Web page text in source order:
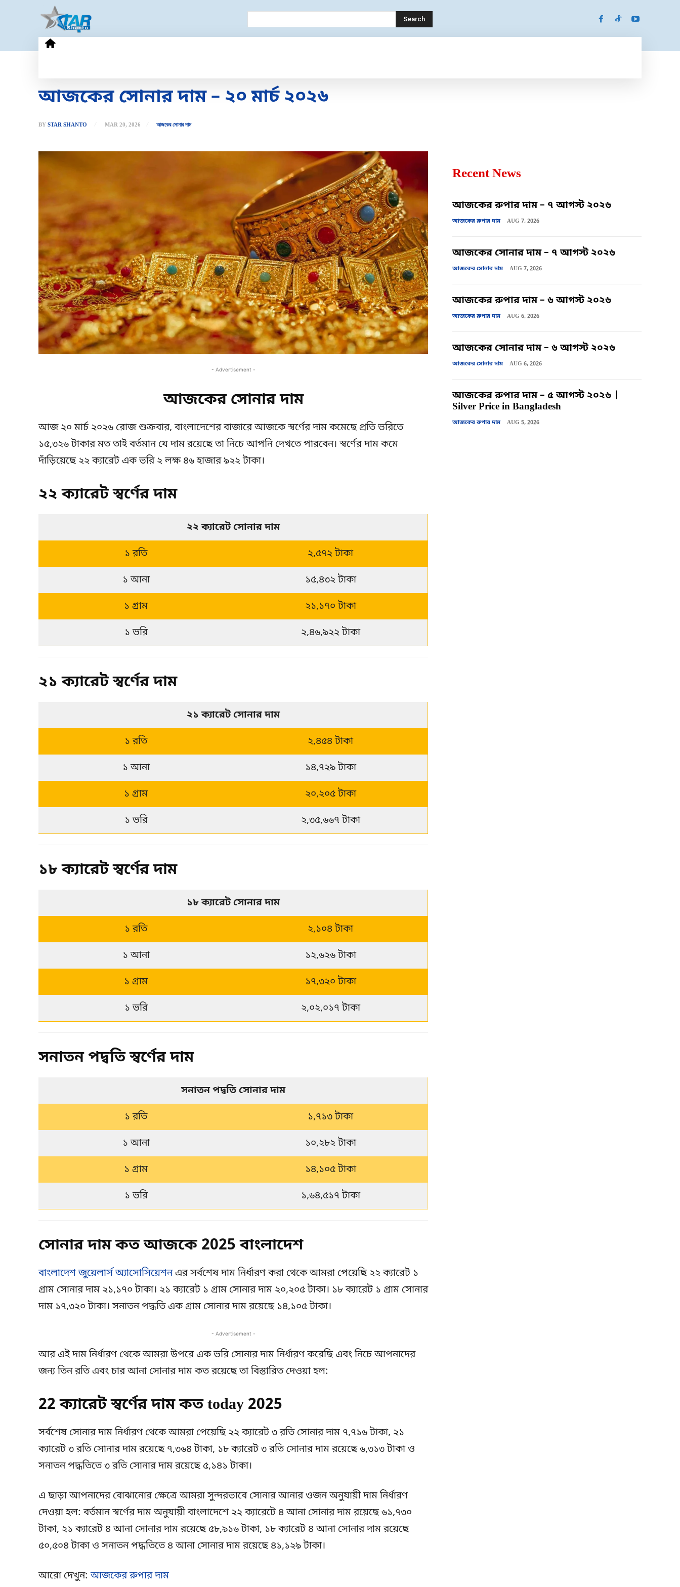
Search
আজকের সোনার দাম – ২০ মার্চ ২০২৬
BY STAR SHANTO MAR 20, 2026 আজকের সোনার দাম
- Advertisement -
আজকের সোনার দাম
আজ ২০ মার্চ ২০২৬ রোজ শুক্রবার, বাংলাদেশের বাজারে আজকে স্বর্ণের দাম কমেছে প্রতি ভরিতে
১৫,৩২৬ টাকার মত তাই বর্তমান যে দাম রয়েছে তা নিচে আপনি দেখতে পারবেন। স্বর্ণের দাম কমে
দাঁড়িয়েছে ২২ ক্যারেট এক ভরি ২ লক্ষ ৪৬ হাজার ৯২২ টাকা।
২২ ক্যারেট স্বর্ণের দাম
২২ ক্যারেট সোনার দাম
১ রতি ২,৫৭২ টাকা
১ আনা ১৫,৪৩২ টাকা
১ গ্রাম ২১,১৭০ টাকা
১ ভরি ২,৪৬,৯২২ টাকা
২১ ক্যারেট স্বর্ণের দাম
২১ ক্যারেট সোনার দাম
১ রতি ২,৪৫৪ টাকা
১ আনা ১৪,৭২৯ টাকা
১ গ্রাম ২০,২০৫ টাকা
১ ভরি ২,৩৫,৬৬৭ টাকা
১৮ ক্যারেট স্বর্ণের দাম
১৮ ক্যারেট সোনার দাম
১ রতি ২,১০৪ টাকা
১ আনা ১২,৬২৬ টাকা
১ গ্রাম ১৭,৩২০ টাকা
১ ভরি ২,০২,০১৭ টাকা
সনাতন পদ্বতি স্বর্ণের দাম
সনাতন পদ্বতি সোনার দাম
১ রতি ১,৭১৩ টাকা
১ আনা ১০,২৮২ টাকা
১ গ্রাম ১৪,১০৫ টাকা
১ ভরি ১,৬৪,৫১৭ টাকা
সোনার দাম কত আজকে 2025 বাংলাদেশ
বাংলাদেশ জুয়েলার্স অ্যাসোসিয়েশনএর সর্বশেষ দাম নির্ধারণ করা থেকে আমরা পেয়েছি ২২ ক্যারেট ১
গ্রাম সোনার দাম ২১,১৭০ টাকা। ২১ ক্যারেট ১ গ্রাম সোনার দাম ২০,২০৫ টাকা। ১৮ ক্যারেট ১ গ্রাম সোনার
দাম ১৭,৩২০ টাকা। সনাতন পদ্ধতি এক গ্রাম সোনার দাম রয়েছে ১৪,১০৫ টাকা।
- Advertisement -
আর এই দাম নির্ধারণ থেকে আমরা উপরে এক ভরি সোনার দাম নির্ধারণ করেছি এবং নিচে আপনাদের
জন্য তিন রতি এবং চার আনা সোনার দাম কত রয়েছে তা বিস্তারিত দেওয়া হল:
22 ক্যারেট স্বর্ণের দাম কত today 2025
সর্বশেষ সোনার দাম নির্ধারণ থেকে আমরা পেয়েছি ২২ ক্যারেট ৩ রতি সোনার দাম ৭,৭১৬ টাকা, ২১
ক্যারেট ৩ রতি সোনার দাম রয়েছে ৭,৩৬৪ টাকা, ১৮ ক্যারেট ৩ রতি সোনার দাম রয়েছে ৬,৩১৩ টাকা ও
সনাতন পদ্ধতিতে ৩ রতি সোনার দাম রয়েছে ৫,১৪১ টাকা।
এ ছাড়া আপনাদের বোঝানোর ক্ষেত্রে আমরা সুন্দরভাবে সোনার আনার ওজন অনুযায়ী দাম নির্ধারণ
দেওয়া হল: বর্তমান স্বর্ণের দাম অনুযায়ী বাংলাদেশে ২২ ক্যারেটে ৪ আনা সোনার দাম রয়েছে ৬১,৭৩০
টাকা, ২১ ক্যারেট ৪ আনা সোনার দাম রয়েছে ৫৮,৯১৬ টাকা, ১৮ ক্যারেট ৪ আনা সোনার দাম রয়েছে
৫০,৫০৪ টাকা ও সনাতন পদ্ধতিতে ৪ আনা সোনার দাম রয়েছে ৪১,১২৯ টাকা।
আরো দেখুন:আজকের রুপার দাম
Recent News
আজকের রুপার দাম – ৭ আগস্ট ২০২৬
আজকের রুপার দাম AUG 7, 2026
আজকের সোনার দাম – ৭ আগস্ট ২০২৬
আজকের সোনার দাম AUG 7, 2026
আজকের রুপার দাম – ৬ আগস্ট ২০২৬
আজকের রুপার দাম AUG 6, 2026
আজকের সোনার দাম – ৬ আগস্ট ২০২৬
আজকের সোনার দাম AUG 6, 2026
আজকের রুপার দাম – ৫ আগস্ট ২০২৬ |
Silver Price in Bangladesh
আজকের রুপার দাম AUG 5, 2026